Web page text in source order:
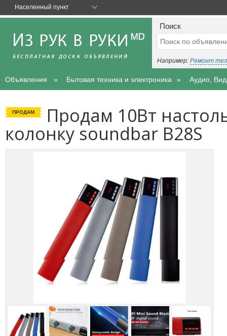
Поиск
Например: Ремонт
Объявления Бытовая техника и электроника Аудио,
ПРОДАМ Продам 10Вт
колонку soundbar B28S
Населенный пункт